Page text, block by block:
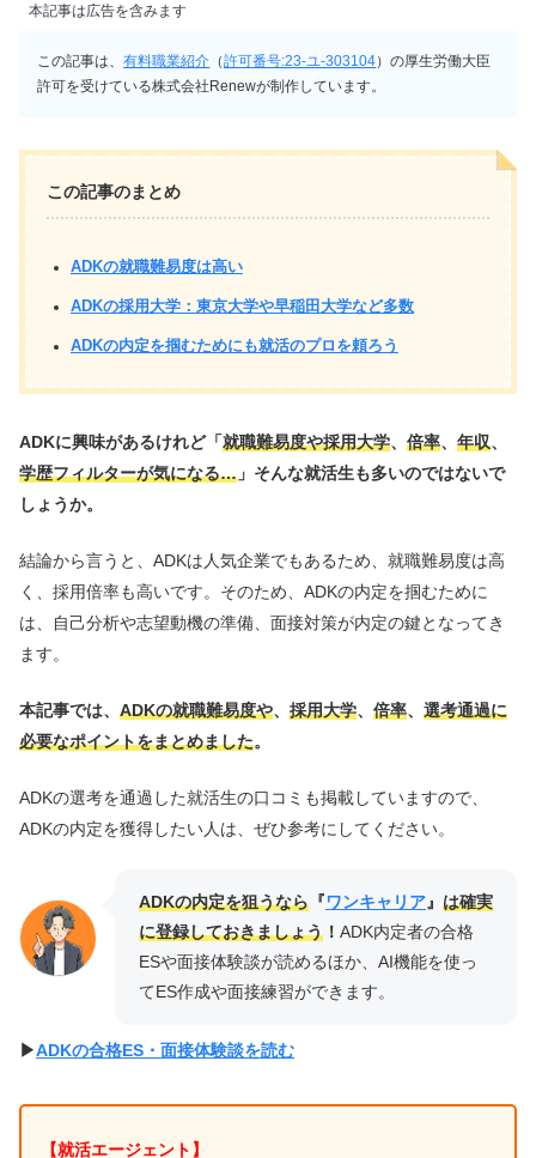
本記事は広告を含みます
この記事は、有料職業紹介 （許可番号:23-ユ-303104）の厚生労働大臣
許可を受けている株式会社Renewが制作しています。
この記事のまとめ
ADKの就職難易度は高い
ADKの採用大学：東京大学や早稲田大学など多数
ADKの内定を掴むためにも就活のプロを頼ろう
ADKに興味があるけれど「就職難易度や採用大学、 倍率、 年収、
学歴フィルターが気になる… 」そんな就活生も多いのではないで
しょうか。
結論から言うと、ADKは人気企業でもあるため、就職難易度は高
く、採用倍率も高いです。そのため、ADKの内定を掴むために
は、自己分析や志望動機の準備、面接対策が内定の鍵となってき
ます。
本記事では、 ADKの就職難易度や、 採用大学、 倍率、 選考通過に
必要なポイントをまとめました。
ADKの選考を通過した就活生の口コミも掲載していますので、
ADKの内定を獲得したい人は、ぜひ参考にしてください。
ADKの内定を狙うなら 『 ワンキャリア 』 は確実
に登録しておきましょう ！ ADK内定者の合格
ESや面接体験談が読めるほか、AI機能を使っ
てES作成や面接練習ができます。
▶︎ADKの合格ES・面接体験談を読む
【就活エージェント】